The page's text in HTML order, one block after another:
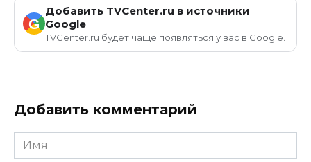
G
Добавить TVCenter.ru в источники
Google
TVCenter.ru будет чаще появляться у вас в Google.
Добавить комментарий
Имя